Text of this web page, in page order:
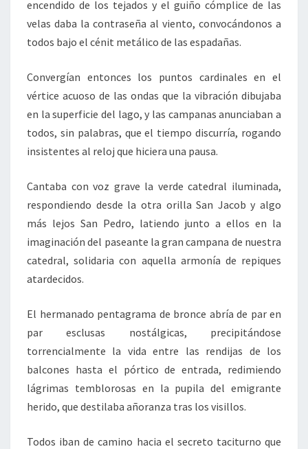
encendido de los tejados y el guiño cómplice de las
velas daba la contraseña al viento, convocándonos a
todos bajo el cénit metálico de las espadañas.
Convergían entonces los puntos cardinales en el
vértice acuoso de las ondas que la vibración dibujaba
en la superficie del lago, y las campanas anunciaban a
todos, sin palabras, que el tiempo discurría, rogando
insistentes al reloj que hiciera una pausa.
Cantaba con voz grave la verde catedral iluminada,
respondiendo desde la otra orilla San Jacob y algo
más lejos San Pedro, latiendo junto a ellos en la
imaginación del paseante la gran campana de nuestra
catedral, solidaria con aquella armonía de repiques
atardecidos.
El hermanado pentagrama de bronce abría de par en
par esclusas nostálgicas, precipitándose
torrencialmente la vida entre las rendijas de los
balcones hasta el pórtico de entrada, redimiendo
lágrimas temblorosas en la pupila del emigrante
herido, que destilaba añoranza tras los visillos.
Todos iban de camino hacia el secreto taciturno que